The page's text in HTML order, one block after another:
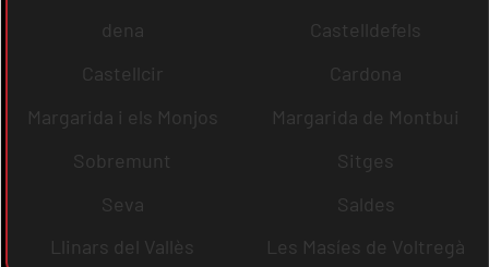
dena
Castelldefels
Castellcir
Cardona
Margarida i els Monjos
Margarida de Montbui
Sobremunt
Sitges
Seva
Saldes
Llinars del Vallès
Les Masíes de Voltregà